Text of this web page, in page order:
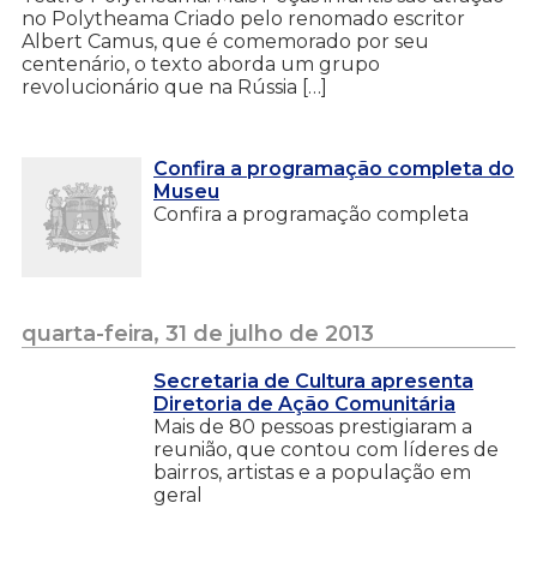
no Polytheama Criado pelo renomado escritor
Albert Camus, que é comemorado por seu
centenário, o texto aborda um grupo
revolucionário que na Rússia […]
Confira a programação completa do
Museu
Confira a programação completa
quarta-feira, 31 de julho de 2013
Secretaria de Cultura apresenta
Diretoria de Ação Comunitária
Mais de 80 pessoas prestigiaram a
reunião, que contou com líderes de
bairros, artistas e a população em
geral